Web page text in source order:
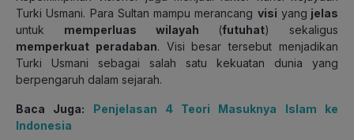
Turki Usmani. Para Sultan mampu merancang visi yang jelas
untuk memperluas wilayah (futuhat) sekaligus
memperkuat peradaban. Visi besar tersebut menjadikan
Turki Usmani sebagai salah satu kekuatan dunia yang
berpengaruh dalam sejarah.
Baca Juga: Penjelasan 4 Teori Masuknya Islam ke
Indonesia